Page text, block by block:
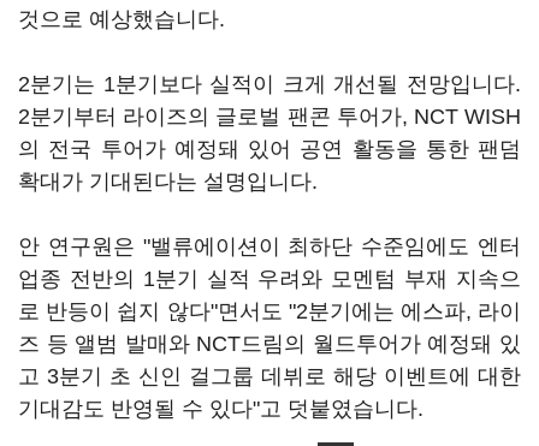
것으로 예상했습니다.
2분기는 1분기보다 실적이 크게 개선될 전망입니다.
2분기부터 라이즈의 글로벌 팬콘 투어가, NCT WISH
의 전국 투어가 예정돼 있어 공연 활동을 통한 팬덤
확대가 기대된다는 설명입니다.
안 연구원은 "밸류에이션이 최하단 수준임에도 엔터
업종 전반의 1분기 실적 우려와 모멘텀 부재 지속으
로 반등이 쉽지 않다"면서도 "2분기에는 에스파, 라이
즈 등 앨범 발매와 NCT드림의 월드투어가 예정돼 있
고 3분기 초 신인 걸그룹 데뷔로 해당 이벤트에 대한
기대감도 반영될 수 있다"고 덧붙였습니다.